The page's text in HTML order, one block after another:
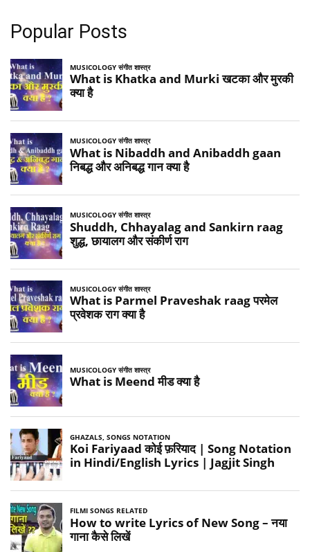
Popular Posts